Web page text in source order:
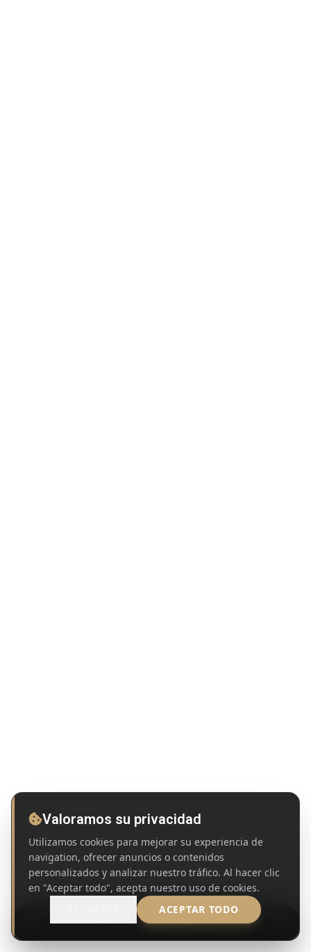
Propiedades
Valoramos su privacidad
Utilizamos cookies para mejorar su experiencia de
navigation, ofrecer anuncios o contenidos
personalizados y analizar nuestro tráfico. Al hacer clic
en "Aceptar todo", acepta nuestro uso de cookies.
ACEPTAR TODO